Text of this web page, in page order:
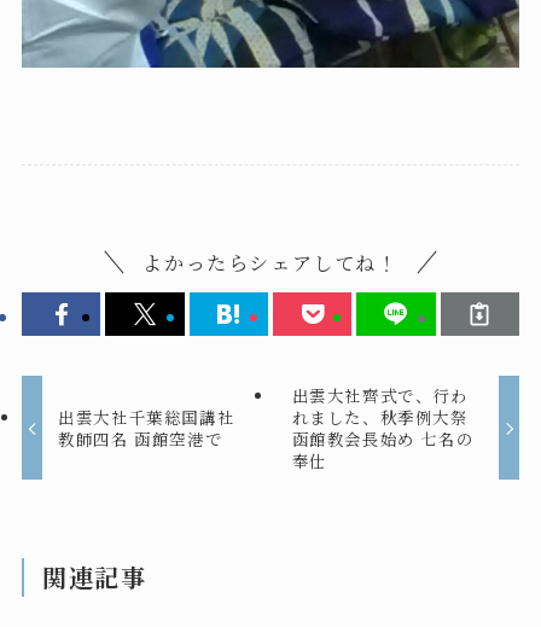
よかったらシェアしてね！
出雲大社千葉総国講社
教師四名 函館空港で
出雲大社齊式で、行わ
れました、秋季例大祭
函館教会長始め 七名の
奉仕
関連記事